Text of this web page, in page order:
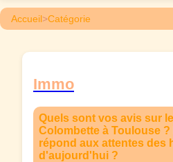
Accueil>Catégorie
Immo
Quels sont vos avis sur
Colombette à Toulouse
répond aux attentes des
d'aujourd'hui ?